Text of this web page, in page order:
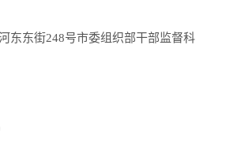
东东街248号市委组织部干部监督科